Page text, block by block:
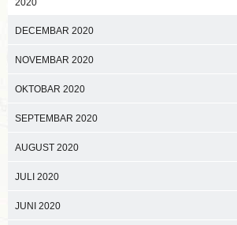
2020
DECEMBAR 2020
NOVEMBAR 2020
OKTOBAR 2020
SEPTEMBAR 2020
AUGUST 2020
JULI 2020
JUNI 2020